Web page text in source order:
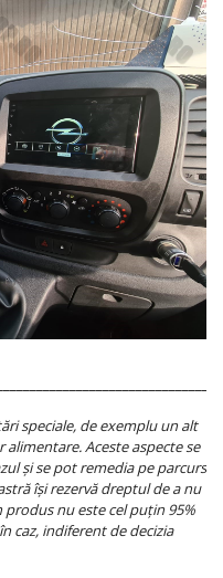
speciale, de exemplu un alt
Aceste aspecte se
și se pot remedia pe parcurs
își rezervă dreptul de a nu
nu este cel puțin 95%
caz, indiferent de decizia